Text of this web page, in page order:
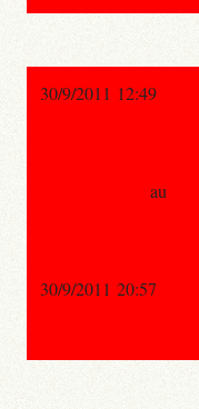
30/9/2011 12:49
au
30/9/2011 20:57